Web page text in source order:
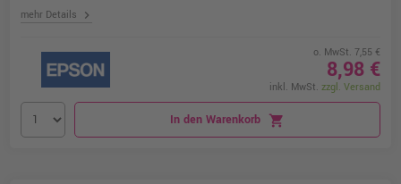
mehr Details chevron_right
o. MwSt. 7,55 €
8,98 €
inkl. MwSt. zzgl. Versand
In den Warenkorb shopping_cart